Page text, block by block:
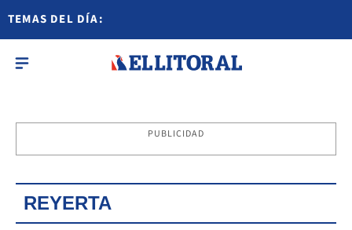
TEMAS DEL DÍA:
PUBLICIDAD
REYERTA